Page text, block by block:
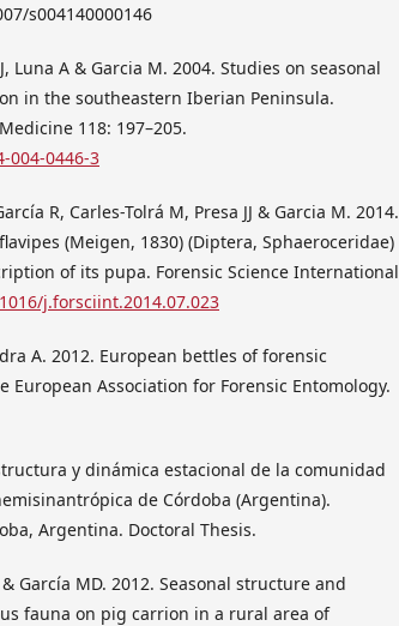
s004140000146
Luna A & Garcia M. 2004. Studies on seasonal
in the southeastern Iberian Peninsula.
118: 197–205.
004-0446-3
R, Carles-Tolrá M, Presa JJ & Garcia M. 2014.
(Meigen, 1830) (Diptera, Sphaeroceridae)
of its pupa. Forensic Science International
j.forsciint.2014.07.023
A. 2012. European bettles of forensic
Association for Forensic Entomology.
y dinámica estacional de la comunidad
de Córdoba (Argentina).
Argentina. Doctoral Thesis.
García MD. 2012. Seasonal structure and
fauna on pig carrion in a rural area of